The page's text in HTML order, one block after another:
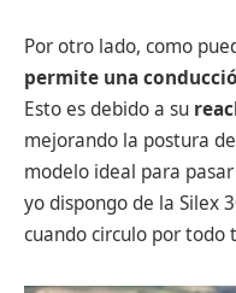
Por otro lado, como
permite una
Esto es debido a su
mejorando la postura
modelo ideal para
yo dispongo de la Silex
cuando circulo por todo